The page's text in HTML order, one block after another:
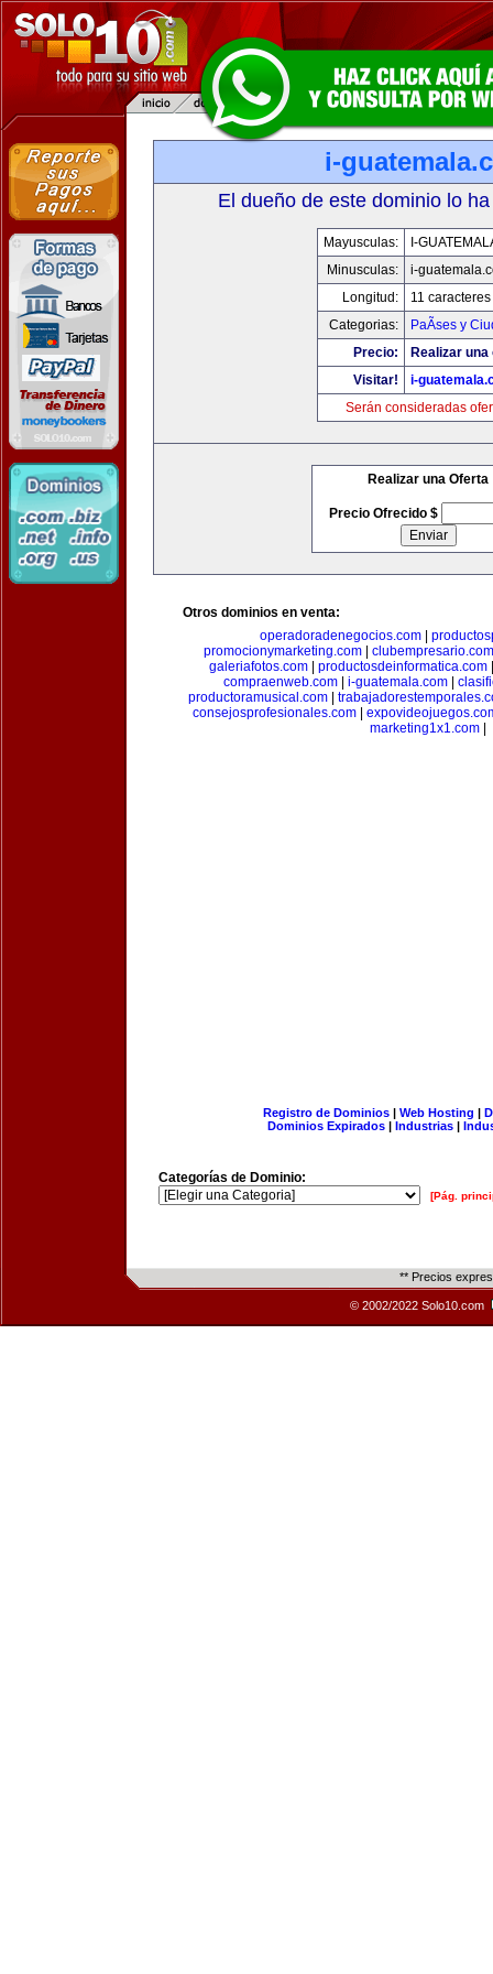
i-
El dueño de este dominio lo
Mayusculas:
I-
Minusculas:
i-
Longitud:
11 caracteres
Categorias:
PaÃ­ses y
Precio:
Realizar
Visitar!
i-
Serán consideradas
Realizar una Oferta
Precio Ofrecido $
Otros dominios en venta:
operadoradenegocios.com|
promocionymarketing.com| clubempresario.com
galeriafotos.com
productosdeinformatica.com
compraenweb.com| i-guatemala.com|
productoramusical.com
consejosprofesionales.com|
marketing1x1.com
Registro de Dominios| Web Hosting |
Dominios Expirados | Industrias |
Categorías de Dominio:
[Pág.
** Precios
© 2002/2022 Solo10.com